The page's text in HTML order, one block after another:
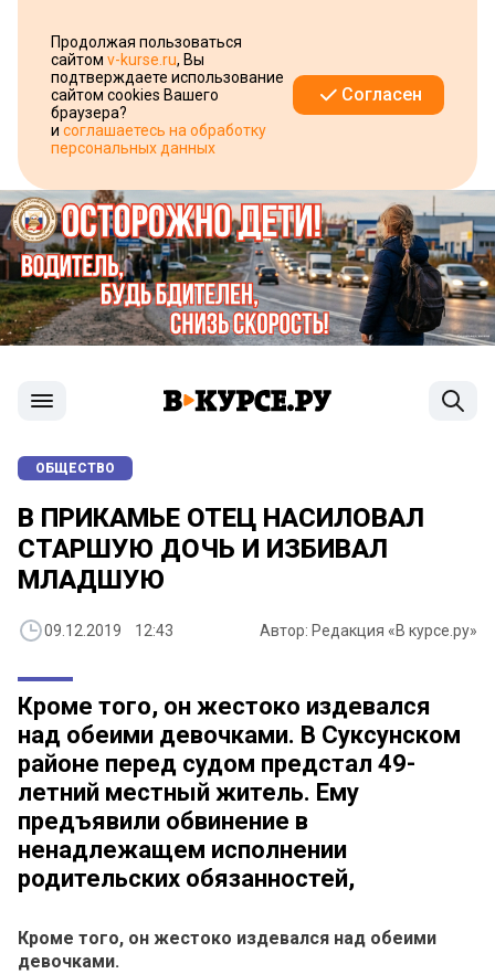
Продолжая пользоваться
сайтом v-kurse.ru, Вы
подтверждаете использование
сайтом cookies Вашего
браузера?
и соглашаетесь на обработку
персональных данных
Согласен
ОБЩЕСТВО
В ПРИКАМЬЕ ОТЕЦ НАСИЛОВАЛ
СТАРШУЮ ДОЧЬ И ИЗБИВАЛ
МЛАДШУЮ
09.12.2019 12:43 Автор: Редакция «В курсе.ру»
Кроме того, он жестоко издевался
над обеими девочками. В Суксунском
районе перед судом предстал 49-
летний местный житель. Ему
предъявили обвинение в
ненадлежащем исполнении
родительских обязанностей,
Кроме того, он жестоко издевался над обеими
девочками.